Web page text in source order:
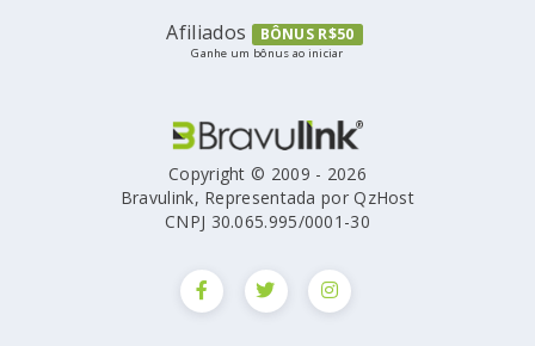
Afiliados BÔNUS R$50
Ganhe um bônus ao iniciar
Copyright © 2009 - 2026
Bravulink, Representada por QzHost
CNPJ 30.065.995/0001-30